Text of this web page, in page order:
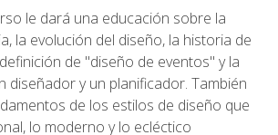
le dará una educación sobre la
la evolución del diseño, la historia de
de "diseño de eventos" y la
diseñador y un planificador. También
de los estilos de diseño que
lo moderno y lo ecléctico